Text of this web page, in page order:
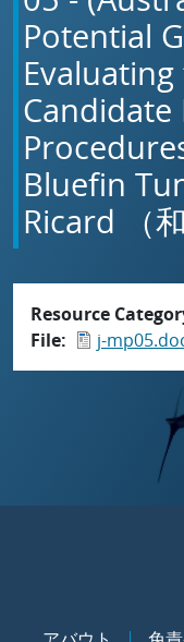
Potential
Bluefin
Ricard （和
Resource
File
j-